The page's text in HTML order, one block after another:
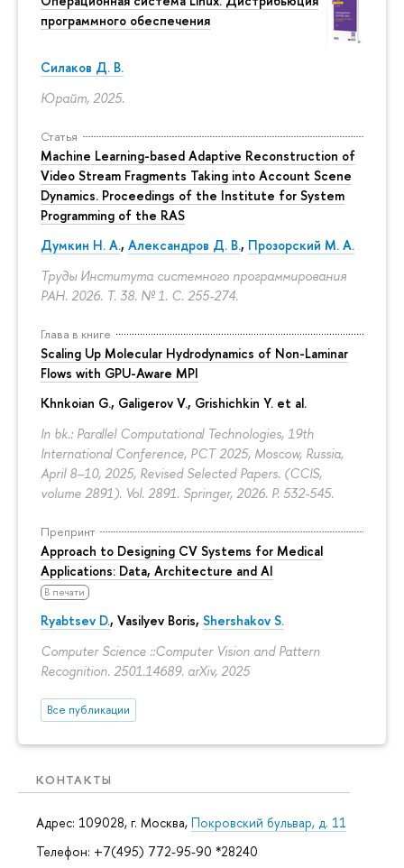
программного обеспечения
Силаков Д. В.
Юрайт, 2025.
Статья
Machine Learning-based Adaptive Reconstruction of
Video Stream Fragments Taking into Account Scene
Dynamics. Proceedings of the Institute for System
Programming of the RAS
Думкин Н. А., Александров Д. В., Прозорский М. А.
Труды Института системного программирования
РАН. 2026. Т. 38. № 1. С. 255-274.
Глава в книге
Scaling Up Molecular Hydrodynamics of Non-Laminar
Flows with GPU-Aware MPI
Khnkoian G., Galigerov V., Grishichkin Y. et al.
In bk.: Parallel Computational Technologies, 19th
International Conference, PCT 2025, Moscow, Russia,
April 8–10, 2025, Revised Selected Papers. (CCIS,
volume 2891). Vol. 2891. Springer, 2026. P. 532-545.
Препринт
Approach to Designing CV Systems for Medical
Applications: Data, Architecture and AI
В печати
Ryabtsev D., Vasilyev Boris, Shershakov S.
Computer Science ::Computer Vision and Pattern
Recognition. 2501.14689. arXiv, 2025
Все публикации
КОНТАКТЫ
Адрес: 109028, г. Москва, Покровский бульвар, д. 11
Телефон: +7(495) 772-95-90 *28240